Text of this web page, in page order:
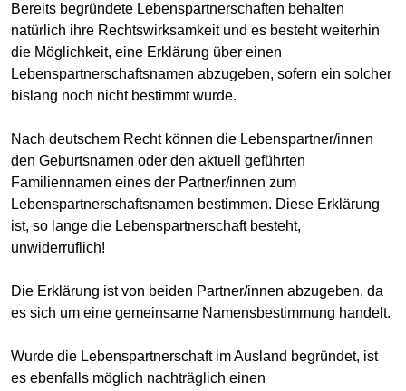
Bereits begründete Lebenspartnerschaften behalten
natürlich ihre Rechtswirksamkeit und es besteht weiterhin
die Möglichkeit, eine Erklärung über einen
Lebenspartnerschaftsnamen abzugeben, sofern ein solcher
bislang noch nicht bestimmt wurde.
Nach deutschem Recht können die Lebenspartner/innen
den Geburtsnamen oder den aktuell geführten
Familiennamen eines der Partner/innen zum
Lebenspartnerschaftsnamen bestimmen. Diese Erklärung
ist, so lange die Lebenspartnerschaft besteht,
unwiderruflich!
Die Erklärung ist von beiden Partner/innen abzugeben, da
es sich um eine gemeinsame Namensbestimmung handelt.
Wurde die Lebenspartnerschaft im Ausland begründet, ist
es ebenfalls möglich nachträglich einen